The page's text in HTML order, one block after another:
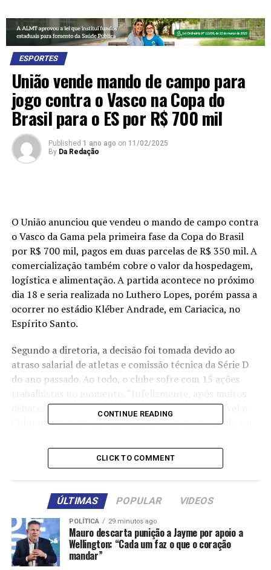
ESPORTES
União vende mando de campo para
jogo contra o Vasco na Copa do
Brasil para o ES por R$ 700 mil
Published 1 ano ago on 11/02/2025
By Da Redação
O União anunciou que vendeu o mando de campo contra
o Vasco da Gama pela primeira fase da Copa do Brasil
por R$ 700 mil, pagos em duas parcelas de R$ 350 mil. A
comercialização também cobre o valor da hospedagem,
logística e alimentação. A partida acontece no próximo
dia 18 e seria realizada no Luthero Lopes, porém passa a
ocorrer no estádio Kléber Andrade, em Cariacica, no
Espírito Santo.
Segundo a diretoria, a decisão foi tomada devido ao
atraso salarial de atletas e comissão técnica da Série D
do ano passado. Ao todo, o clube sofre com 15 ações
debates, chegou-se à conclusão que seria impossível o
Colorado receber tal valor com a bilheteria jogando em
arrecadação seria necessário elevar o valor do ingresso
para algo entre R$ 150 e R$ 200, o que, com certeza,
‘espantaria’ o torcedor”, escreveu o União em nota de
esclarecimento da decisão.
O Colorado também havia anunciado a desistência da
participação nesta temporada da Série D do
Campeonato Brasileiro. Além do estadual que a equipe
está disputando, o time de Rondonópolis está nas
CONTINUE READING
CLICK TO COMMENT
ÚLTIMAS POPULAR VIDEOS
POLÍTICA 29 minutos ago
Mauro descarta punição a Jayme por apoio a
Wellington: “Cada um faz o que o coração
mandar”